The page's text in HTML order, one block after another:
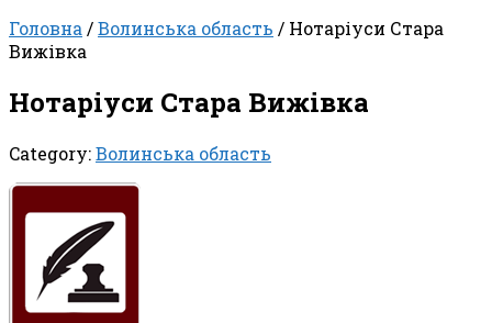
Головна /Волинська область / Нотаріуси Стара
Вижівка
Нотаріуси Стара Вижівка
Category:Волинська область